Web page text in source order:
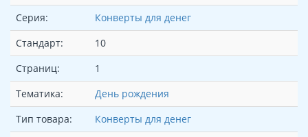
Серия:
Конверты для денег
Стандарт:
10
Страниц:
1
Тематика:
День рождения
Тип товара:
Конверты для денег